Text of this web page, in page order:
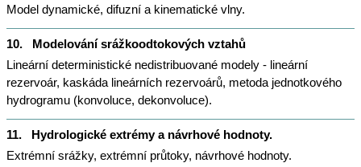
Model dynamické, difuzní a kinematické vlny.
10.
Modelování srážkoodtokových vztahů
Lineární deterministické nedistribuované modely - lineární
rezervoár, kaskáda lineárních rezervoárů, metoda jednotkového
hydrogramu (konvoluce, dekonvoluce).
11.
Hydrologické extrémy a návrhové hodnoty.
Extrémní srážky, extrémní průtoky, návrhové hodnoty.